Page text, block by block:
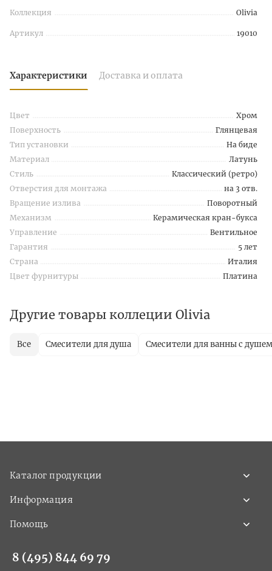
Коллекция Olivia
Артикул 19010
Характеристики Доставка и оплата
Цвет
Хром
Поверхность
Глянцевая
Тип установки
На биде
Материал
Латунь
Стиль
Классический (ретро)
Отверстия для монтажа
на 3 отв.
Вращение излива
Поворотный
Механизм
Керамическая кран-букса
Управление
Вентильное
Гарантия
5 лет
Страна
Италия
Цвет фурнитуры
Платина
Другие товары коллеции Olivia
Все Смесители для душа Смесители для ванны с душем
Каталог продукции
Информация
Помощь
8 (495) 844 69 79